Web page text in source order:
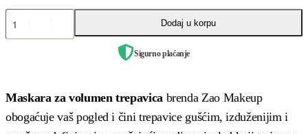
Dodaj u korpu
Sigurno plaćanje
Maskara za volumen trepavicabrenda Zao Makeup
obogaćuje vaš pogled i čini trepavice gušćim, izduženijim i